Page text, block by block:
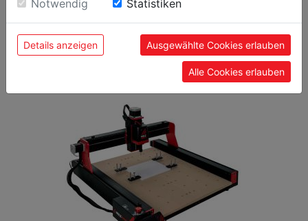
BELIEBTE PRODUKTE
Notwendig Statistiken
Details anzeigen Ausgewählte Cookies erlauben
Alle Cookies erlauben